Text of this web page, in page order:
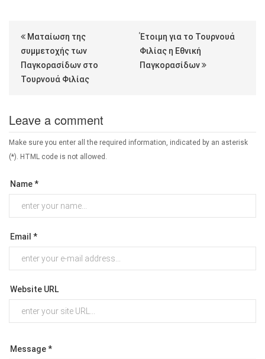
Ματαίωση της
συμμετοχής των
Παγκορασίδων στο
Τουρνουά Φιλίας
Έτοιμη για το Τουρνουά
Φιλίας η Εθνική
Παγκορασίδων
Leave a comment
Make sure you enter all the required information, indicated by an asterisk
(*). HTML code is not allowed.
Name *
Email *
Website URL
Message *